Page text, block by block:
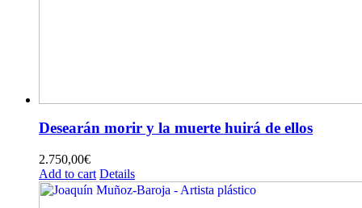
Desearán morir y la muerte huirá de ellos
2.750,00€
Add to cart Details